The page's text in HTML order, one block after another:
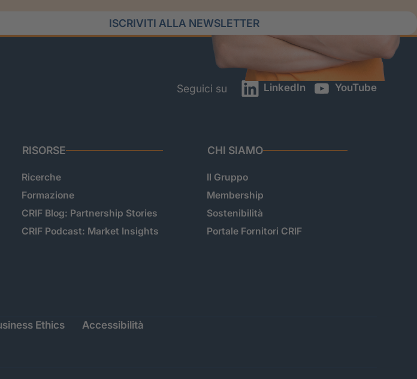
ISCRIVITI ALLA NEWSLETTER
Seguici su LinkedIn YouTube
RISORSE
Ricerche
Formazione
CRIF Blog: Partnership Stories
CRIF Podcast: Market Insights
CHI SIAMO
Il Gruppo
Membership
Sostenibilità
Portale Fornitori CRIF
Ethics
Accessibilità